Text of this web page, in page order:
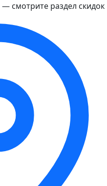
смотрите раздел скидок